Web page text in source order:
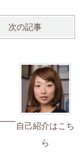
次の記事
自己紹介はこち
ら